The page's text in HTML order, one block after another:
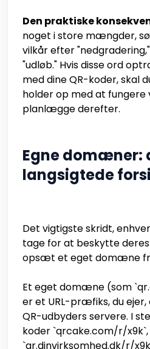
Den praktiske
noget i store mængder,
vilkår efter
"udløb." Hvis disse ord
med dine QR-koder, skal
holder op med at fungere
planlægge derefter.
Egne domæner:
langsigtede
Det vigtigste skridt,
tage for at beskytte
opsæt et eget domæne
Et eget domæne (som
er et URL-præfiks, du
QR-udbyders servere. I
koder `qrcake.com/r/
`qr.dinvirksomhed.dk/r/